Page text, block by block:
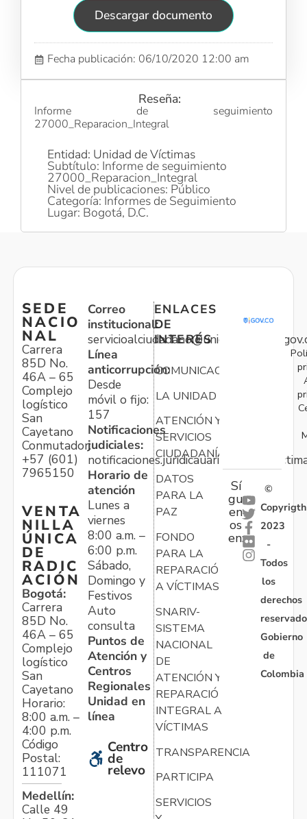
Descargar documento
Fecha publicación: 06/10/2020 12:00 am
Reseña:
Informe de seguimiento
27000_Reparacion_Integral
Entidad: Unidad de Víctimas
Subtítulo: Informe de seguimiento
27000_Reparacion_Integral
Nivel de publicaciones: Público
Categoría: Informes de Seguimiento
Lugar: Bogotá, D.C.
SEDE
NACIO
NAL
Carrera
85D No.
46A – 65
Complejo
logístico
San
Cayetano
Conmutador:
+57 (601)
7965150
VENTA
NILLA
ÚNICA
DE
RADIC
ACIÓN
Bogotá:
Carrera
85D No.
46A – 65
Complejo
logístico
San
Cayetano
Horario:
8:00 a.m. –
4:00 p.m.
Código
Postal:
111071
Medellín:
Calle 49
Correo
institucional:
Línea
anticorrupción:
Desde
móvil o fijo:
157
Notificaciones
judiciales:
Horario de
atención
Lunes a
viernes
8:00 a.m. –
6:00 p.m.
Sábado,
Domingo y
Festivos
Auto
consulta
Puntos de
Atención y
Centros
Regionales
Unidad en
línea
Centro
de
relevo
ENLACES
DE
INTERÉS
COMUNICACIONES
LA UNIDAD
ATENCIÓN Y
SERVICIOS
CIUDADANÍA
DATOS
PARA LA
PAZ
FONDO
PARA LA
REPARACIÓN
A VÍCTIMAS
SNARIV-
SISTEMA
NACIONAL
DE
ATENCIÓN Y
REPARACIÓN
INTEGRAL A
VÍCTIMAS
TRANSPARENCIA
PARTICIPA
SERVICIOS
Sí
gu
en
os
en:
©
Copyrigth
2023
-
Todos
los
derechos
Gobierno
de
Colombia